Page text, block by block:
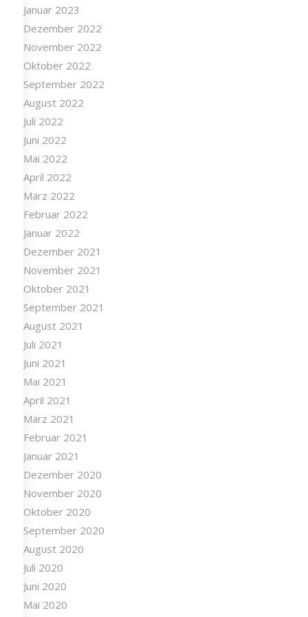
Januar 2023
Dezember 2022
November 2022
Oktober 2022
September 2022
August 2022
Juli 2022
Juni 2022
Mai 2022
April 2022
März 2022
Februar 2022
Januar 2022
Dezember 2021
November 2021
Oktober 2021
September 2021
August 2021
Juli 2021
Juni 2021
Mai 2021
April 2021
März 2021
Februar 2021
Januar 2021
Dezember 2020
November 2020
Oktober 2020
September 2020
August 2020
Juli 2020
Juni 2020
Mai 2020